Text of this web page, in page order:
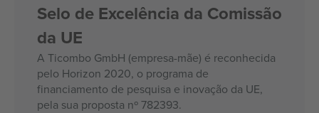
Selo de Excelência da Comissão
da UE
A Ticombo GmbH (empresa-mãe) é reconhecida
pelo Horizon 2020, o programa de
financiamento de pesquisa e inovação da UE,
pela sua proposta nº 782393.